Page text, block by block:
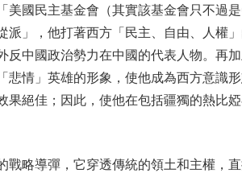
國民主基金會（其實該基金會只不過
」，他打著西方「民主、自由、人權
反中國政治勢力在中國的代表人物。再
情」英雄的形象，使他成為西方意識
絕佳；因此，使他在包括疆獨的熱比
略導彈，它穿透傳統的領土和主權，直